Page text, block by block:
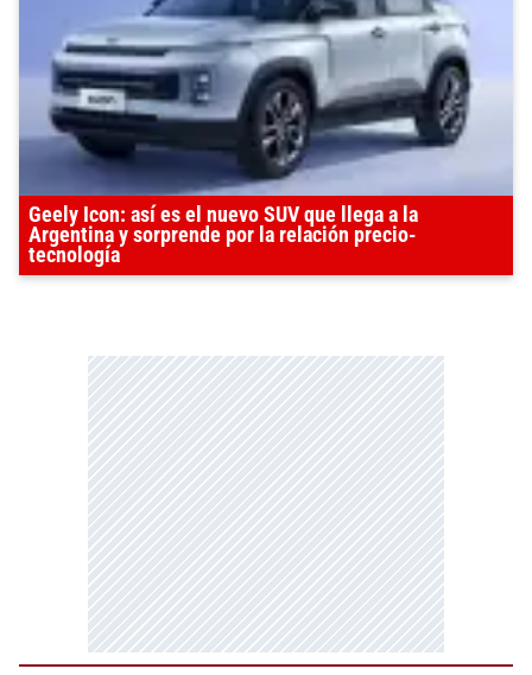
Geely Icon: así es el nuevo SUV que llega a la
Argentina y sorprende por la relación precio-
tecnología